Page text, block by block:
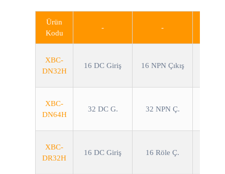
Ürün
Kodu
- -
XBC-
DN32H
16 DC Giriş 16 NPN Çıkış
XBC-
DN64H
32 DC G. 32 NPN Ç.
XBC-
DR32H
16 DC Giriş 16 Röle Ç.